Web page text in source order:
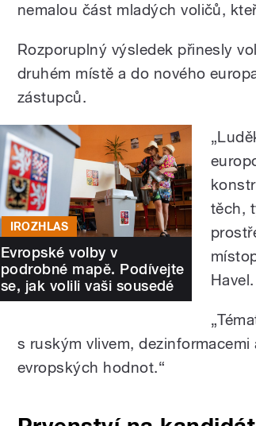
nemalou část mladých voličů,
Rozporuplný výsledek přinesly
druhém místě a do nového
zástupců.
IROZHLAS
Evropské volby v
podrobné mapě. Podívejte
se, jak volili vaši sousedé
těch,
Havel.
s ruským vlivem,
evropských hodnot.“